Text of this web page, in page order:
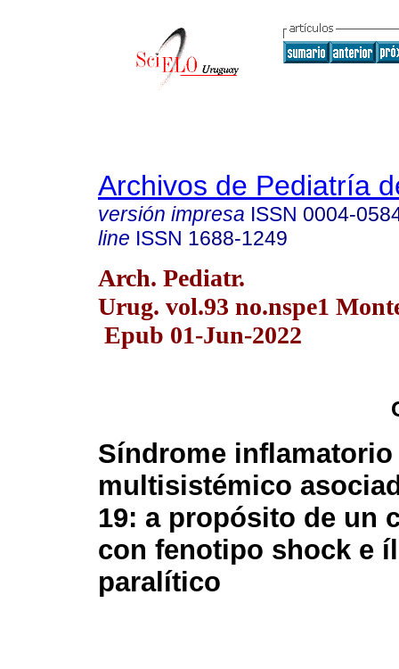
Archivos de Pediatría
versión impresa ISSN 0004-
line ISSN 1688-1249
Arch. Pediatr.
Urug. vol.93 no.nspe1
Epub 01-Jun-2022
Síndrome inflamatorio
multisistémico
19: a propósito de un
con fenotipo shock e
paralítico